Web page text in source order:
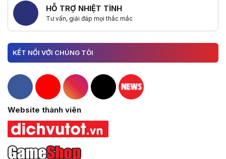
HỖ TRỢ NHIỆT TÌNH
Tư vấn, giải đáp mọi thắc mắc
KẾT NỐI VỚI CHÚNG TÔI
Hacom Facebook
Hacom YouTube
Hacom Instagram
Hacom TikTok
Website thành viên